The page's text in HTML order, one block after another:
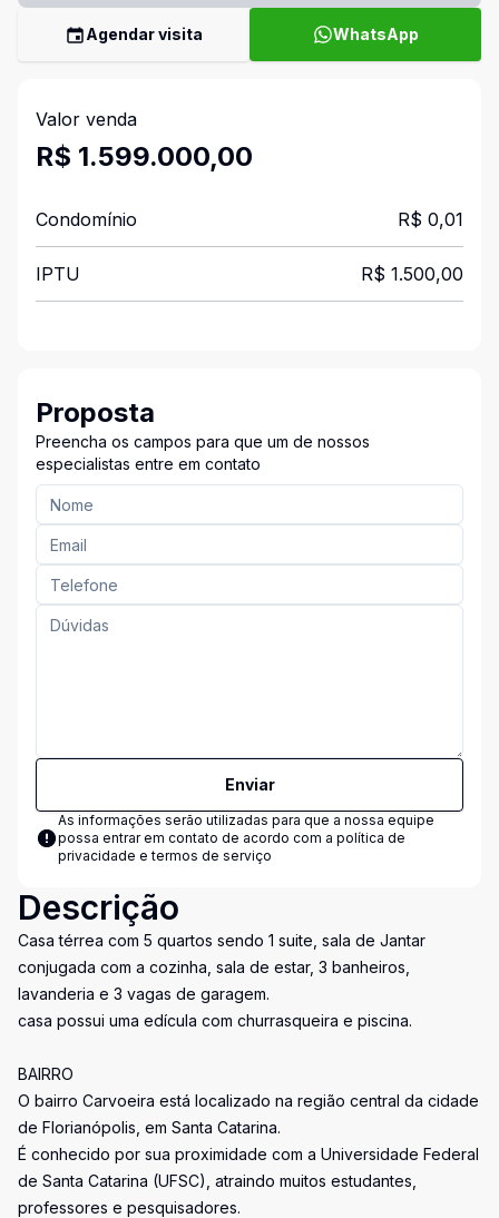
Agendar visita WhatsApp
Valor venda
R$ 1.599.000,00
Condomínio R$ 0,01
IPTU R$ 1.500,00
Proposta
Preencha os campos para que um de nossos
especialistas entre em contato
Enviar
As informações serão utilizadas para que a nossa equipe
possa entrar em contato de acordo com a política de
privacidade e termos de serviço
Descrição
Casa térrea com 5 quartos sendo 1 suite, sala de Jantar
conjugada com a cozinha, sala de estar, 3 banheiros,
lavanderia e 3 vagas de garagem.
casa possui uma edícula com churrasqueira e piscina.
BAIRRO
O bairro Carvoeira está localizado na região central da cidade
de Florianópolis, em Santa Catarina.
É conhecido por sua proximidade com a Universidade Federal
de Santa Catarina (UFSC), atraindo muitos estudantes,
professores e pesquisadores.